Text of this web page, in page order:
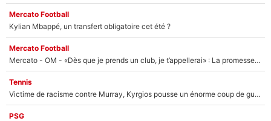
Mercato Football
Kylian Mbappé, un transfert obligatoire cet été ?
Mercato Football
Mercato - OM - «Dès que je prends un club, je t’appellerai» : La promesse de Marcelino au moment de claquer la porte
Tennis
Victime de racisme contre Murray, Kyrgios pousse un énorme coup de gueule !
PSG